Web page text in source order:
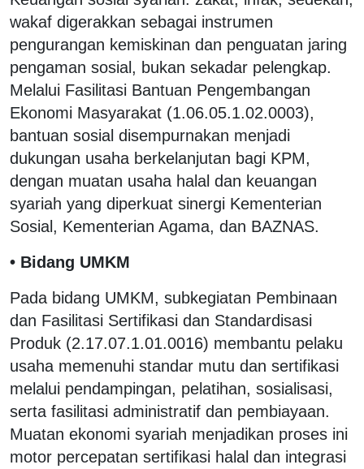
wakaf digerakkan sebagai instrumen
pengurangan kemiskinan dan penguatan jaring
pengaman sosial, bukan sekadar pelengkap.
Melalui Fasilitasi Bantuan Pengembangan
Ekonomi Masyarakat (1.06.05.1.02.0003),
bantuan sosial disempurnakan menjadi
dukungan usaha berkelanjutan bagi KPM,
dengan muatan usaha halal dan keuangan
syariah yang diperkuat sinergi Kementerian
Sosial, Kementerian Agama, dan BAZNAS.
• Bidang UMKM
Pada bidang UMKM, subkegiatan Pembinaan
dan Fasilitasi Sertifikasi dan Standardisasi
Produk (2.17.07.1.01.0016) membantu pelaku
usaha memenuhi standar mutu dan sertifikasi
melalui pendampingan, pelatihan, sosialisasi,
serta fasilitasi administratif dan pembiayaan.
Muatan ekonomi syariah menjadikan proses ini
motor percepatan sertifikasi halal dan integrasi